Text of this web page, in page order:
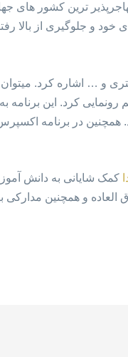
کانادا یکی از مهاجرپذیر ترین
و جلوگیری از بالا
و … اشاره کرد.
کشور، برنامه اکسپرس انتری است. کانادا در سال 2015 از این سیستم
همچنین در برنامه
کمک شایانی به دانش
و همچنین مدارکی